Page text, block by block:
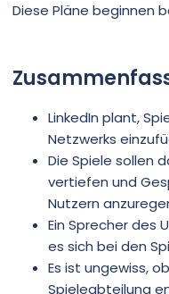
Diese Pläne beginnen
LinkedIn plant,
Netzwerks
Die Spiele sollen
vertiefen und
Nutzern
Ein Sprecher des
es sich bei den
Es ist ungewiss,
Spieleabteilung